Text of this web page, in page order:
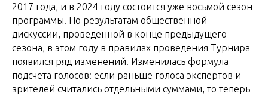
2017 года, и в 2024 году состоится уже восьмой сезон
программы. По результатам общественной
дискуссии, проведенной в конце предыдущего
сезона, в этом году в правилах проведения Турнира
появился ряд изменений. Изменилась формула
подсчета голосов: если раньше голоса экспертов и
зрителей считались отдельными суммами, то теперь